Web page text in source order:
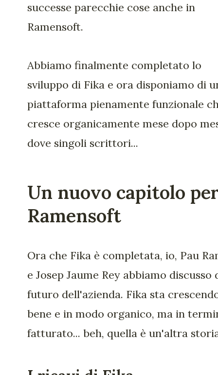
successe parecchie cose anche in
Ramensoft.
Abbiamo finalmente completato lo
sviluppo di Fika e ora disponiamo di
piattaforma pienamente funzionale
cresce organicamente mese dopo
dove singoli scrittori...
Un nuovo capitolo
Ramensoft
Ora che Fika è completata, io, Pau
e Josep Jaume Rey abbiamo discusso
futuro dell'azienda. Fika sta
bene e in modo organico, ma in
fatturato... beh, quella è un'altra